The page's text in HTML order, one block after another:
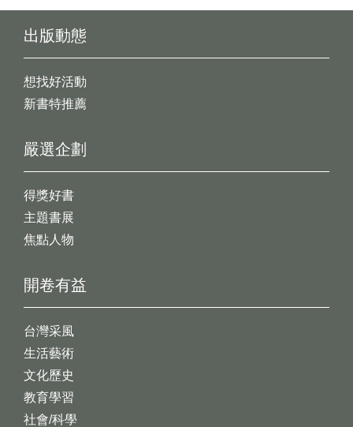
出版動態
想找好活動
新書特推薦
開卷有益
台灣采風
生活藝術
文化歷史
教育學習
社會/科學
嚴選企劃
得獎好書
主題書展
焦點人物